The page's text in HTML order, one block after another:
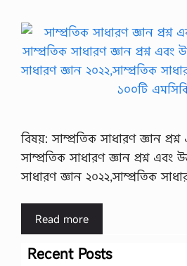
বিষয়: সাম্প্রতিক সাধারণ জ্ঞান
সাম্প্রতিক সাধারণ জ্ঞান প্রশ্ন এবং
সাধারণ জ্ঞান ২০২২,সাম্প্রতিক
Read more
Recent Posts